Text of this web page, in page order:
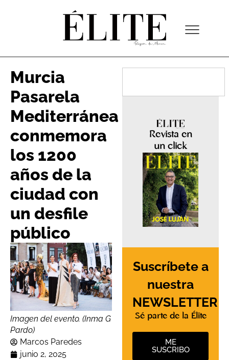
Murcia
Pasarela
Mediterránea
conmemora
los 1200
años de la
ciudad con
un desfile
público
Imagen del evento. (Inma G
Pardo)
Marcos Paredes
junio 2, 2025
Revista en
un click
Suscríbete a
nuestra
NEWSLETTER
Sé parte de la Élite
ME
SUSCRIBO